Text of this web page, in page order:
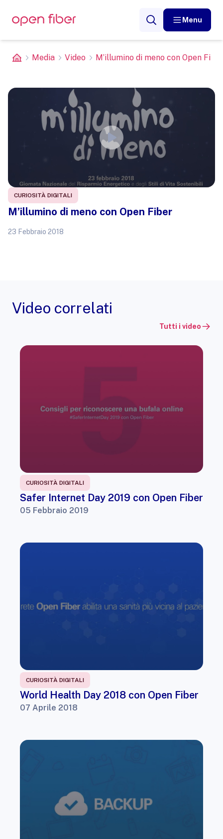
Menu
Media Video M’illumino di meno con Open Fiber
CURIOSITÀ DIGITALI
M’illumino di meno con Open Fiber
23 Febbraio 2018
Video correlati
Tutti i video
CURIOSITÀ DIGITALI
Safer Internet Day 2019 con Open Fiber
05 Febbraio 2019
CURIOSITÀ DIGITALI
World Health Day 2018 con Open Fiber
07 Aprile 2018